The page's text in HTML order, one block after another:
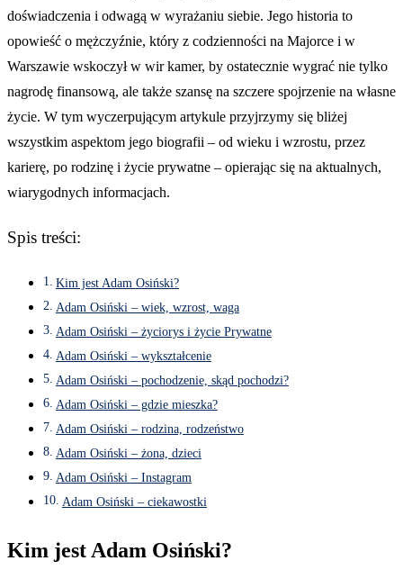
doświadczenia i odwagą w wyrażaniu siebie. Jego historia to
opowieść o mężczyźnie, który z codzienności na Majorce i w
Warszawie wskoczył w wir kamer, by ostatecznie wygrać nie tylko
nagrodę finansową, ale także szansę na szczere spojrzenie na własne
życie. W tym wyczerpującym artykule przyjrzymy się bliżej
wszystkim aspektom jego biografii – od wieku i wzrostu, przez
karierę, po rodzinę i życie prywatne – opierając się na aktualnych,
wiarygodnych informacjach.
Spis treści:
Kim jest Adam Osiński?
Adam Osiński – wiek, wzrost, waga
Adam Osiński – życiorys i życie Prywatne
Adam Osiński – wykształcenie
Adam Osiński – pochodzenie, skąd pochodzi?
Adam Osiński – gdzie mieszka?
Adam Osiński – rodzina, rodzeństwo
Adam Osiński – żona, dzieci
Adam Osiński – Instagram
Adam Osiński – ciekawostki
Kim jest Adam Osiński?